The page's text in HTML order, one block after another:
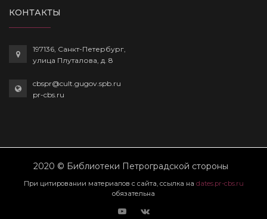
КОНТАКТЫ
197136, Санкт-Петербург,
улица Плуталова, д. 8
cbspr@cult.gugov.spb.ru
pr-cbs.ru
2020 © Библиотеки Петроградской стороны
При цитировании материалов с сайта, ссылка на dates.pr-cbs.ru
обязательна